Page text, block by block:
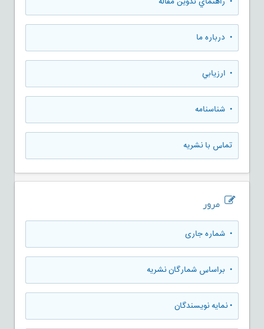
• درباره ما
• ارزيابي
• شناسنامه
تماس با نشریه
مرور
• شماره جاری
• براساس شمارگان نشریه
•نمایه نویسندگان